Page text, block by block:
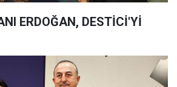
ERDOĞAN, DESTİCİ'Yİ